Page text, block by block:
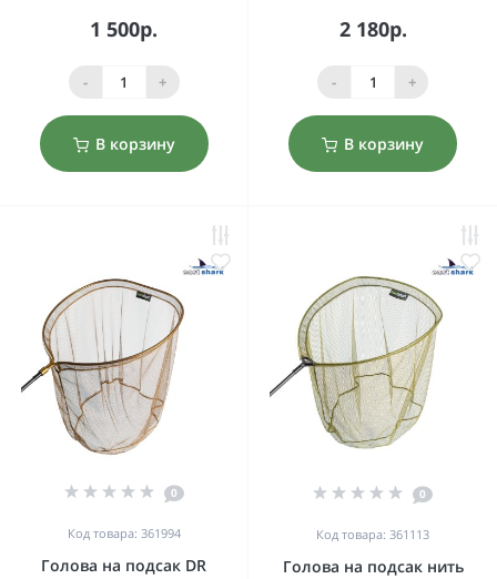
1 500р.
- +
В корзину
2 180р.
- +
В корзину
0
Код товара: 361994
Голова на подсак DR
0
Код товара: 361113
Голова на подсак нить